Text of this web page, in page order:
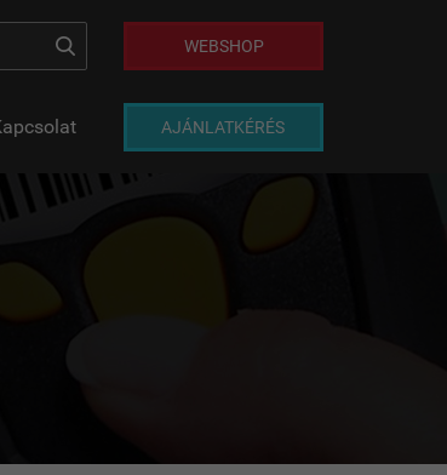
WEBSHOP
AJÁNLATKÉRÉS